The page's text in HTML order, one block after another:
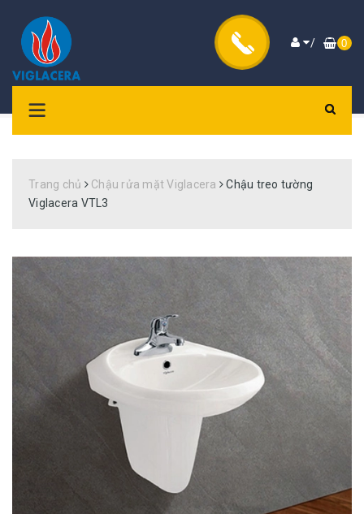
/ 0
Trang chủ Chậu rửa mặt Viglacera
Chậu treo tường
Viglacera VTL3